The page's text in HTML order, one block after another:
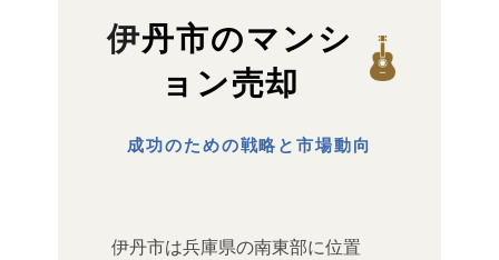
伊丹市のマンシ
ョン売却
成功のための戦略と市場動向
伊丹市は兵庫県の南東部に位置